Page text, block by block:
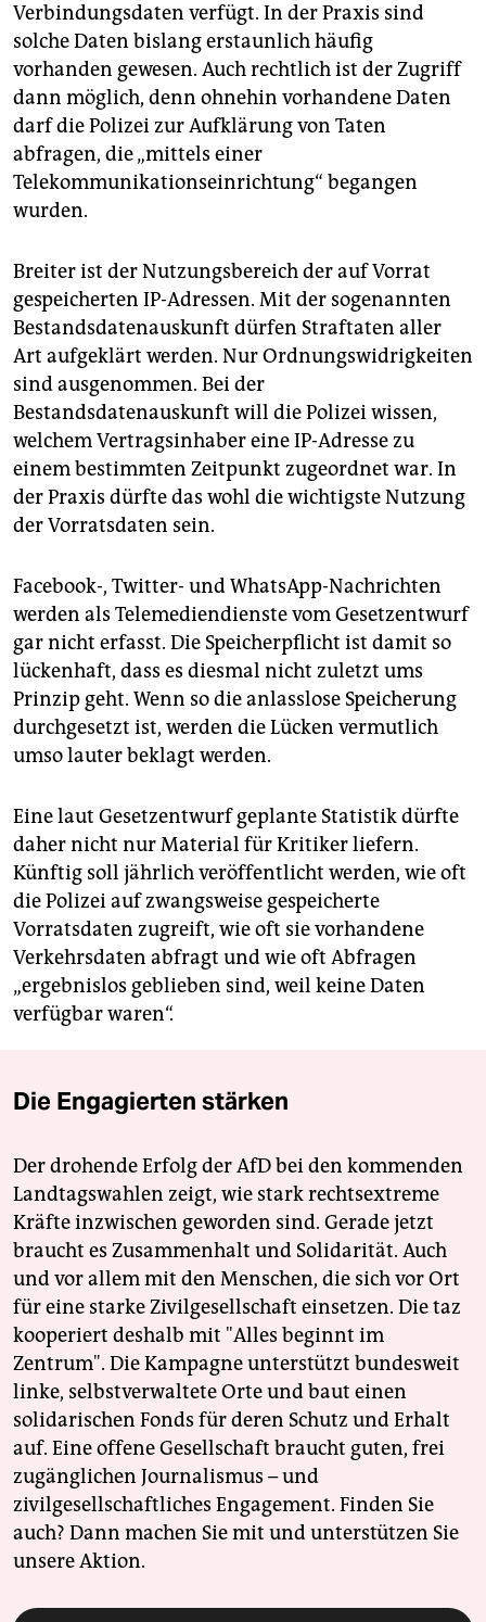
Verbindungsdaten verfügt. In der Praxis sind
solche Daten bislang erstaunlich häufig
vorhanden gewesen. Auch rechtlich ist der Zugriff
dann möglich, denn ohnehin vorhandene Daten
darf die Polizei zur Aufklärung von Taten
abfragen, die „mittels einer
Telekommunikationseinrichtung“ begangen
wurden.
Breiter ist der Nutzungsbereich der auf Vorrat
gespeicherten IP-Adressen. Mit der sogenannten
Bestandsdatenauskunft dürfen Straftaten aller
Art aufgeklärt werden. Nur Ordnungswidrigkeiten
sind ausgenommen. Bei der
Bestandsdatenauskunft will die Polizei wissen,
welchem Vertragsinhaber eine IP-Adresse zu
einem bestimmten Zeitpunkt zugeordnet war. In
der Praxis dürfte das wohl die wichtigste Nutzung
der Vorratsdaten sein.
Facebook-, Twitter- und WhatsApp-Nachrichten
werden als Telemediendienste vom Gesetzentwurf
gar nicht erfasst. Die Speicherpflicht ist damit so
lückenhaft, dass es diesmal nicht zuletzt ums
Prinzip geht. Wenn so die anlasslose Speicherung
durchgesetzt ist, werden die Lücken vermutlich
umso lauter beklagt werden.
Eine laut Gesetzentwurf geplante Statistik dürfte
daher nicht nur Material für Kritiker liefern.
Künftig soll jährlich veröffentlicht werden, wie oft
die Polizei auf zwangsweise gespeicherte
Vorratsdaten zugreift, wie oft sie vorhandene
Verkehrsdaten abfragt und wie oft Abfragen
„ergebnislos geblieben sind, weil keine Daten
verfügbar waren“.
Die Engagierten stärken
Der drohende Erfolg der AfD bei den kommenden
Landtagswahlen zeigt, wie stark rechtsextreme
Kräfte inzwischen geworden sind. Gerade jetzt
braucht es Zusammenhalt und Solidarität. Auch
und vor allem mit den Menschen, die sich vor Ort
für eine starke Zivilgesellschaft einsetzen. Die taz
kooperiert deshalb mit "Alles beginnt im
Zentrum". Die Kampagne unterstützt bundesweit
linke, selbstverwaltete Orte und baut einen
solidarischen Fonds für deren Schutz und Erhalt
auf. Eine offene Gesellschaft braucht guten, frei
zugänglichen Journalismus – und
zivilgesellschaftliches Engagement. Finden Sie
auch? Dann machen Sie mit und unterstützen Sie
unsere Aktion.